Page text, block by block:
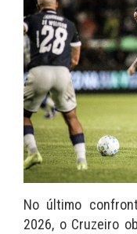
No último
2026, o Cruzeiro